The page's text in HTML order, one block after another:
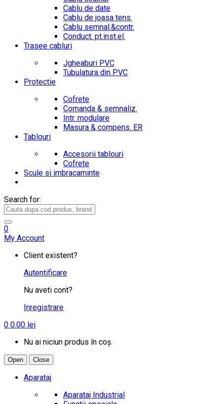
Cablu de date
Cablu de joasa tens.
Cablu semnal.&contr.
Conduct. pt.inst.el.
Trasee cabluri
Jgheaburi PVC
Tubulatura din PVC
Protectie
Cofrete
Comanda & semnaliz.
Intr. modulare
Masura & compens. ER
Tablouri
Accesorii tablouri
Cofrete
Scule si imbracaminte
Search for:
0
My Account
Client existent?
Autentificare
Nu aveti cont?
Inregistrare
0 0.00 lei
Nu ai niciun produs în coș.
Open Close
Aparataj
Aparataj Industrial